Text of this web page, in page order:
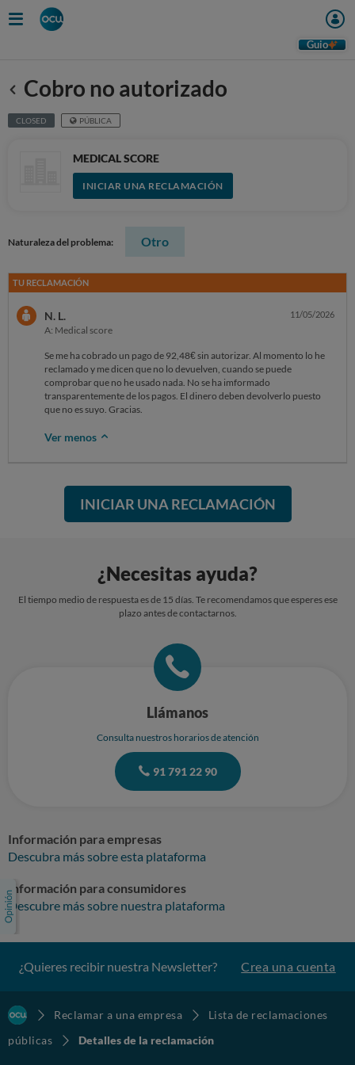
Guio
Anterior
Cobro no autorizado
CLOSED PÚBLICA
MEDICAL SCORE
INICIAR UNA RECLAMACIÓN
Naturaleza del problema: Otro
TU RECLAMACIÓN
N. L.
A: Medical score
11/05/2026
Se me ha cobrado un pago de 92,48€ sin autorizar. Al momento lo he
reclamado y me dicen que no lo devuelven, cuando se puede
comprobar que no he usado nada. No se ha imformado
transparentemente de los pagos. El dinero deben devolverlo puesto
que no es suyo. Gracias.
Ver menos
INICIAR UNA RECLAMACIÓN
¿Necesitas ayuda?
El tiempo medio de respuesta es de 15 días. Te recomendamos que esperes ese
plazo antes de contactarnos.
Llámanos
Consulta nuestros horarios de atención
91 791 22 90
Información para empresas
Descubra más sobre esta plataforma
Información para consumidores
Descubre más sobre nuestra plataforma
¿Quieres recibir nuestra Newsletter? Crea una cuenta
Reclamar a una empresa
Lista de reclamaciones
públicas
Detalles de la reclamación